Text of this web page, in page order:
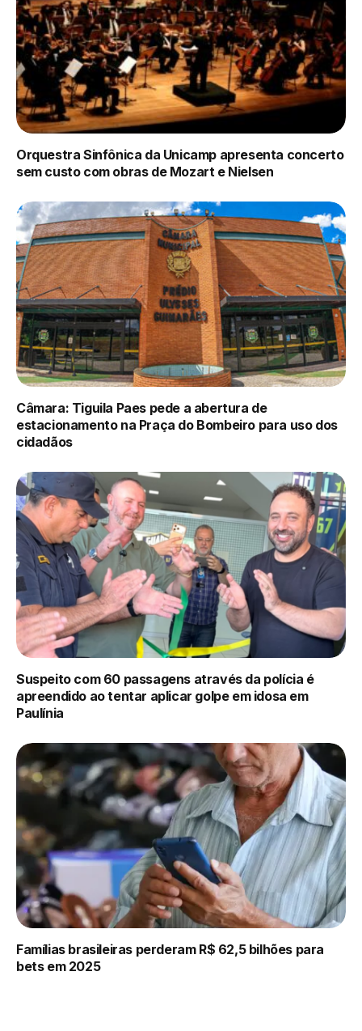
Orquestra Sinfônica da Unicamp apresenta concerto
sem custo com obras de Mozart e Nielsen
Câmara: Tiguila Paes pede a abertura de
estacionamento na Praça do Bombeiro para uso dos
cidadãos
Suspeito com 60 passagens através da polícia é
apreendido ao tentar aplicar golpe em idosa em
Paulínia
Famílias brasileiras perderam R$ 62,5 bilhões para
bets em 2025